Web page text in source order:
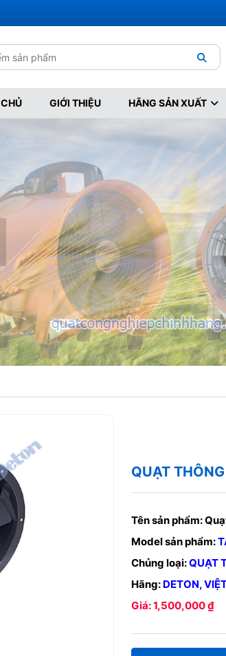
GIỚI THIỆU HÃNG SẢN XUẤT
QUẠT
Tên sản phẩm:
Model sản phẩm:
Chủng loại:QUẠT
Hãng: DETON,
Giá: 1,500,000 ₫